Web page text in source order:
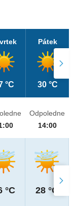
°C
Pátek
30 °C
°C
Odpoledne
14:00
28 °C